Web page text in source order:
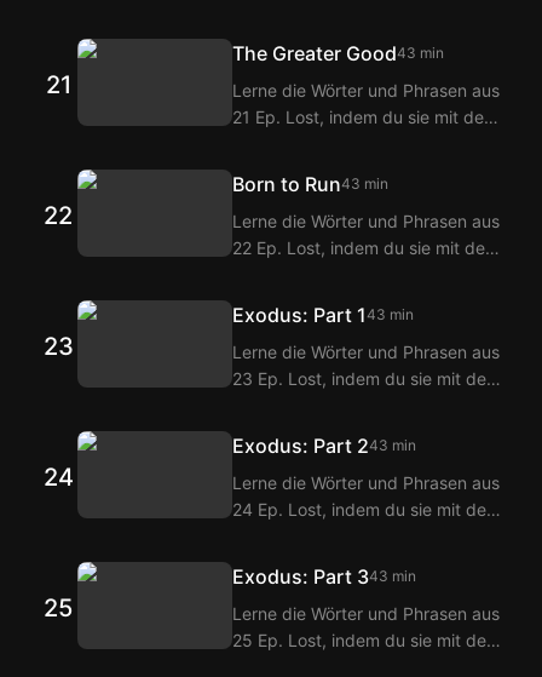
Erweiterungen ansiehst! Mit der
Doppeltitel-Funktion von Langflix
erhältst du Übersetzungen der
21
The Greater Good43 min
Lerne die Wörter und Phrasen aus
21 Ep. Lost, indem du sie mit den
Erweiterungen ansiehst! Mit der
Doppeltitel-Funktion von Langflix
erhältst du Übersetzungen der
22
Born to Run43 min
Lerne die Wörter und Phrasen aus
22 Ep. Lost, indem du sie mit den
Erweiterungen ansiehst! Mit der
Doppeltitel-Funktion von Langflix
erhältst du Übersetzungen der
23
Exodus: Part 143 min
Lerne die Wörter und Phrasen aus
23 Ep. Lost, indem du sie mit den
Erweiterungen ansiehst! Mit der
Doppeltitel-Funktion von Langflix
erhältst du Übersetzungen der
24
Exodus: Part 243 min
Lerne die Wörter und Phrasen aus
24 Ep. Lost, indem du sie mit den
Erweiterungen ansiehst! Mit der
Doppeltitel-Funktion von Langflix
erhältst du Übersetzungen der
25
Exodus: Part 343 min
Lerne die Wörter und Phrasen aus
25 Ep. Lost, indem du sie mit den